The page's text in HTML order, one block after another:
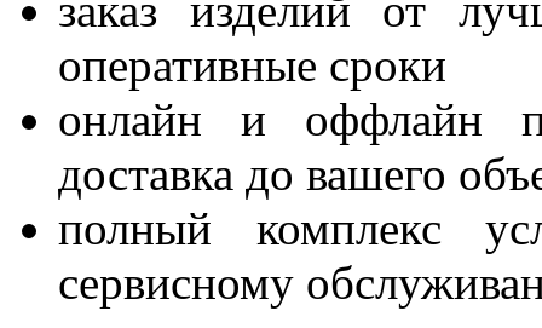
оперативные сроки
онлайн и оффлайн
доставка до вашего
полный комплекс
сервисному